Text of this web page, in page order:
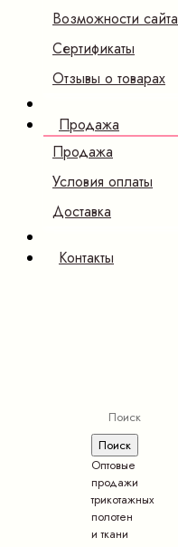
Возможности сайта
Сертификаты
Отзывы о товарах
Продажа
Продажа
Условия оплаты
Доставка
Контакты
Оптовые
продажи
трикотажных
полотен
и ткани